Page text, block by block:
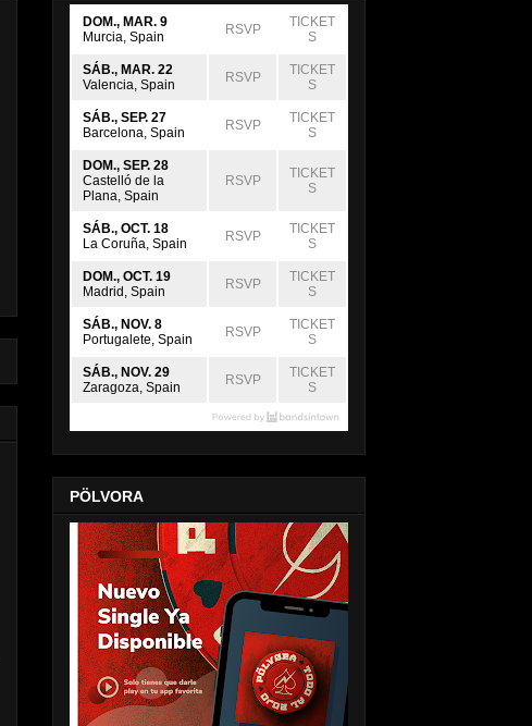
DOM., MAR. 9
Murcia, Spain
RSVP
TICKET
S
SÁB., MAR. 22
Valencia, Spain
RSVP
TICKET
S
SÁB., SEP. 27
Barcelona, Spain
RSVP
TICKET
S
DOM., SEP. 28
Castelló de la
Plana, Spain
RSVP
TICKET
S
SÁB., OCT. 18
La Coruña, Spain
RSVP
TICKET
S
DOM., OCT. 19
Madrid, Spain
RSVP
TICKET
S
SÁB., NOV. 8
Portugalete, Spain
RSVP
TICKET
S
SÁB., NOV. 29
Zaragoza, Spain
RSVP
TICKET
S
PÖLVORA